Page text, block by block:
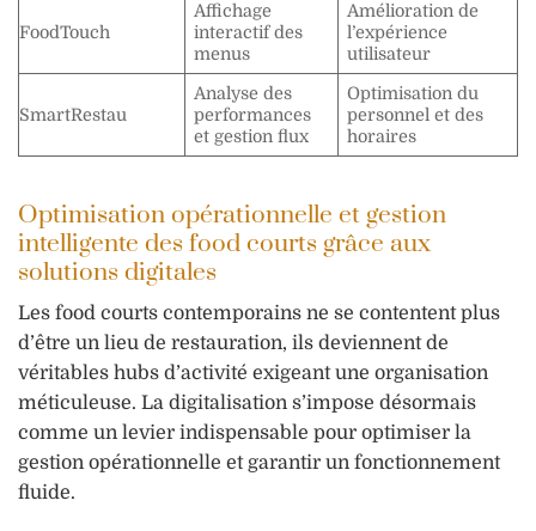
FoodTouch
Affichage
interactif des
menus
Amélioration de
l’expérience
utilisateur
SmartRestau
Analyse des
performances
et gestion flux
Optimisation du
personnel et des
horaires
Optimisation opérationnelle et gestion
intelligente des food courts grâce aux
solutions digitales
Les food courts contemporains ne se contentent plus
d’être un lieu de restauration, ils deviennent de
véritables hubs d’activité exigeant une organisation
méticuleuse. La digitalisation s’impose désormais
comme un levier indispensable pour optimiser la
gestion opérationnelle et garantir un fonctionnement
fluide.